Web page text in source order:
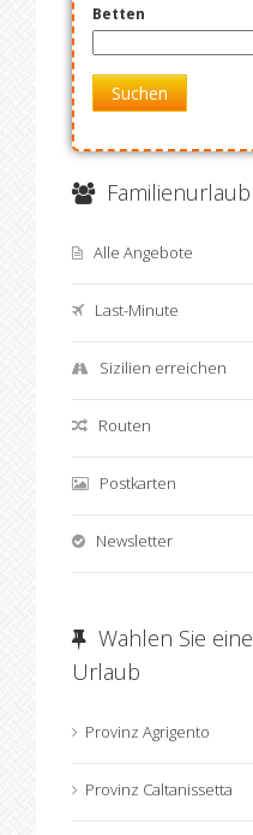
Betten
Suchen
Alle Angebote
Last-Minute
Sizilien erreichen
Routen
Postkarten
Newsletter
Wahlen Sie
Urlaub
Provinz Agrigento
Provinz Caltanissetta